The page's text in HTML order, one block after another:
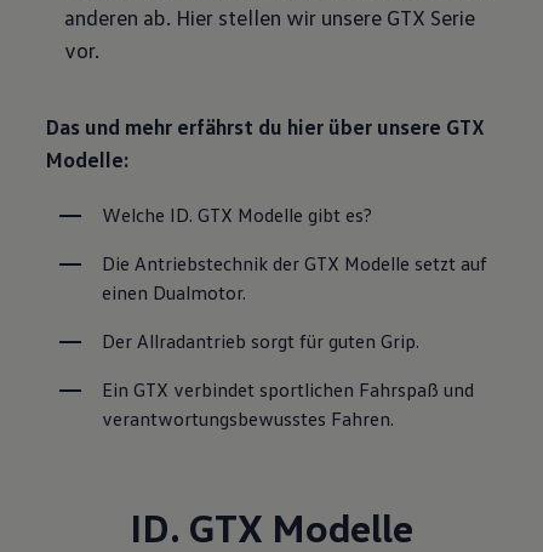
anderen ab. Hier stellen wir unsere GTX Serie
vor.
Das und mehr erfährst du hier über unsere GTX
Modelle:
Welche ID. GTX Modelle gibt es?
Die Antriebstechnik der GTX Modelle setzt auf
einen Dualmotor.
Der Allradantrieb sorgt für guten Grip.
Ein GTX verbindet sportlichen Fahrspaß und
verantwortungsbewusstes Fahren.
ID. GTX Modelle